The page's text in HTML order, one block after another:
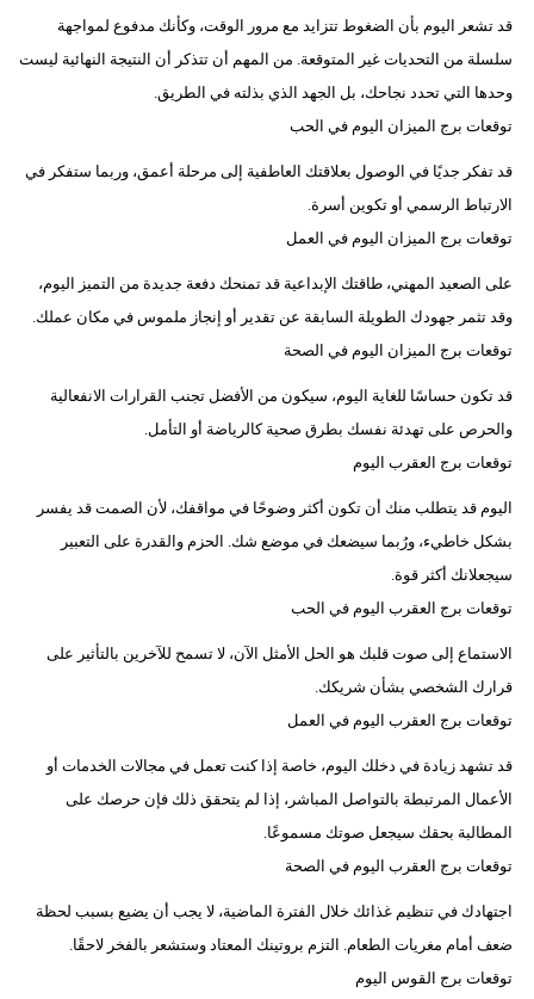
قد تشعر اليوم بأن الضغوط تتزايد مع مرور الوقت، وكأنك مدفوع لمواجهة
سلسلة من التحديات غير المتوقعة. من المهم أن تتذكر أن النتيجة النهائية ليست
وحدها التي تحدد نجاحك، بل الجهد الذي بذلته في الطريق.
توقعات برج الميزان اليوم في الحب
قد تفكر جديًا في الوصول بعلاقتك العاطفية إلى مرحلة أعمق، وربما ستفكر في
الارتباط الرسمي أو تكوين أسرة.
توقعات برج الميزان اليوم في العمل
على الصعيد المهني، طاقتك الإبداعية قد تمنحك دفعة جديدة من التميز اليوم،
وقد تثمر جهودك الطويلة السابقة عن تقدير أو إنجاز ملموس في مكان عملك.
توقعات برج الميزان اليوم في الصحة
قد تكون حساسًا للغاية اليوم، سيكون من الأفضل تجنب القرارات الانفعالية
والحرص على تهدئة نفسك بطرق صحية كالرياضة أو التأمل.
توقعات برج العقرب اليوم
اليوم قد يتطلب منك أن تكون أكثر وضوحًا في مواقفك، لأن الصمت قد يفسر
بشكل خاطيء، ورُبما سيضعك في موضع شك. الحزم والقدرة على التعبير
سيجعلانك أكثر قوة.
توقعات برج العقرب اليوم في الحب
الاستماع إلى صوت قلبك هو الحل الأمثل الآن، لا تسمح للآخرين بالتأثير على
قرارك الشخصي بشأن شريكك.
توقعات برج العقرب اليوم في العمل
قد تشهد زيادة في دخلك اليوم، خاصة إذا كنت تعمل في مجالات الخدمات أو
الأعمال المرتبطة بالتواصل المباشر، إذا لم يتحقق ذلك فإن حرصك على
المطالبة بحقك سيجعل صوتك مسموعًا.
توقعات برج العقرب اليوم في الصحة
اجتهادك في تنظيم غذائك خلال الفترة الماضية، لا يجب أن يضيع بسبب لحظة
ضعف أمام مغريات الطعام. التزم بروتينك المعتاد وستشعر بالفخر لاحقًا.
توقعات برج القوس اليوم